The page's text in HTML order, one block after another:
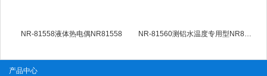
NR-81558液体热电偶NR81558 NR-81560测铝水温度专用型NR81560
产品中心